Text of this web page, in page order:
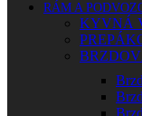
RÁM A
KYVNÁ